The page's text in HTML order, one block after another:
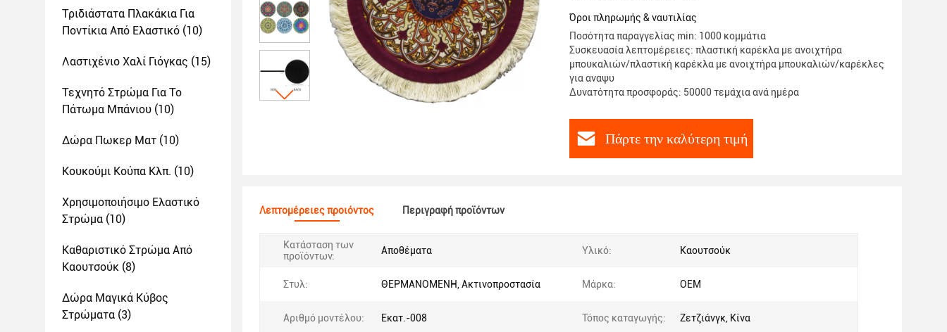
Τριδιάστατα Πλακάκια Για
Ποντίκια Από Ελαστικό (10)
Λαστιχένιο Χαλί Γιόγκας (15)
Τεχνητό Στρώμα Για Το
Πάτωμα Μπάνιου (10)
Δώρα Πωκερ Ματ (10)
Κουκούμι Κούπα Κλπ. (10)
Χρησιμοποιήσιμο Ελαστικό
Στρώμα (10)
Καθαριστικό Στρώμα Από
Καουτσούκ (8)
Δώρα Μαγικά Κύβος
Στρώματα (3)
Όροι πληρωμής & ναυτιλίας
Ποσότητα παραγγελίας min: 1000 κομμάτια
Συσκευασία λεπτομέρειες: πλαστική καρέκλα με ανοιχτήρα
μπουκαλιών/πλαστική καρέκλα με ανοιχτήρα μπουκαλιών/καρέκλες
για αναψυ
Δυνατότητα προσφοράς: 50000 τεμάχια ανά ημέρα
Πάρτε την καλύτερη τιμή
Λεπτομέρειες προιόντος Περιγραφή προϊόντων
Κατάσταση των
προϊόντων:
Αποθέματα Υλικό: Καουτσούκ
Στυλ: ΘΕΡΜΑΝΟΜΕΝΗ, Ακτινοπροστασία Μάρκα: OEM
Αριθμό μοντέλου: Εκατ.-008 Τόπος καταγωγής: Ζετζιάνγκ, Κίνα